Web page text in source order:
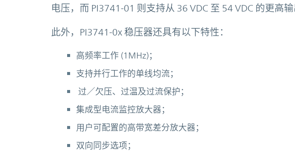
电压，而 PI3741-01 则支持从 36 VDC 至 54 VDC 的更高输
此外，PI3741-0x 稳压器还具有以下特性：
高频率工作 (1MHz)；
支持并行工作的单线均流；
过／欠压、过温及过流保护；
集成型电流监控放大器；
用户可配置的高带宽差分放大器；
双向同步选项；